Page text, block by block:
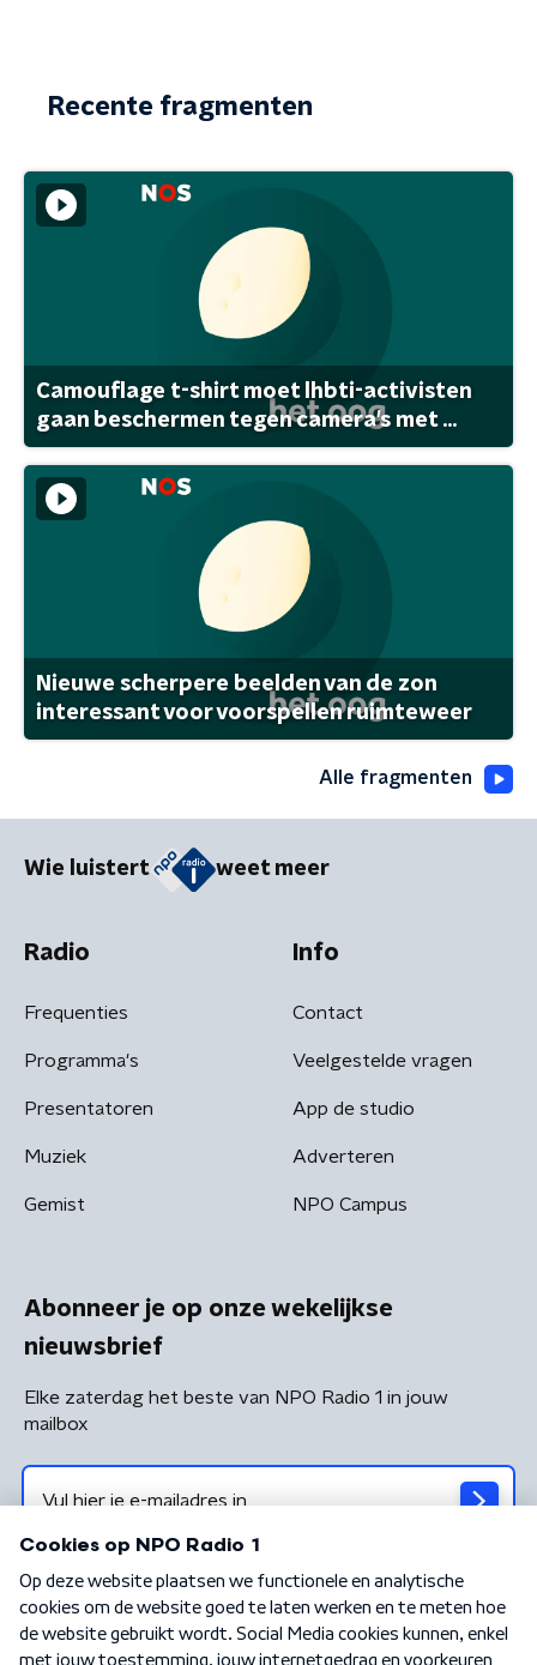
Recente fragmenten
Camouflage t-shirt moet lhbti-activisten
gaan beschermen tegen camera's met ...
Nieuwe scherpere beelden van de zon
interessant voor voorspellen ruimteweer
Alle fragmenten
Wie luistert weet meer
Radio
Frequenties
Programma's
Presentatoren
Muziek
Gemist
Info
Contact
Veelgestelde vragen
App de studio
Adverteren
NPO Campus
Abonneer je op onze wekelijkse
nieuwsbrief
Elke zaterdag het beste van NPO Radio 1 in jouw
mailbox
Algemene voorwaarden